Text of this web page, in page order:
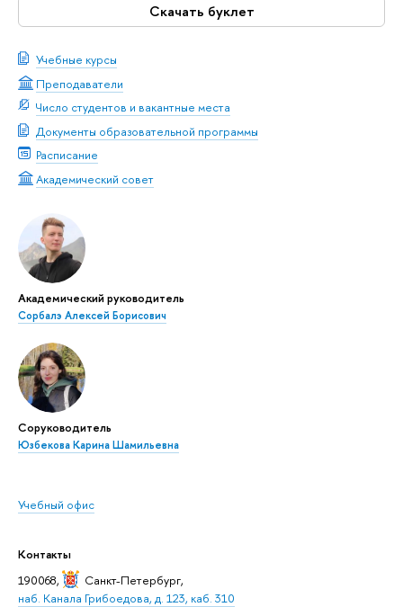
Скачать буклет
Учебные курсы
Преподаватели
Число студентов и вакантные места
Документы образовательной программы
Расписание
Академический совет
Академический руководитель
Сорбалэ Алексей Борисович
Соруководитель
Юзбекова Карина Шамильевна
Учебный офис
Контакты
190068,
Санкт-Петербург,
наб. Канала Грибоедова, д. 123, каб. 310